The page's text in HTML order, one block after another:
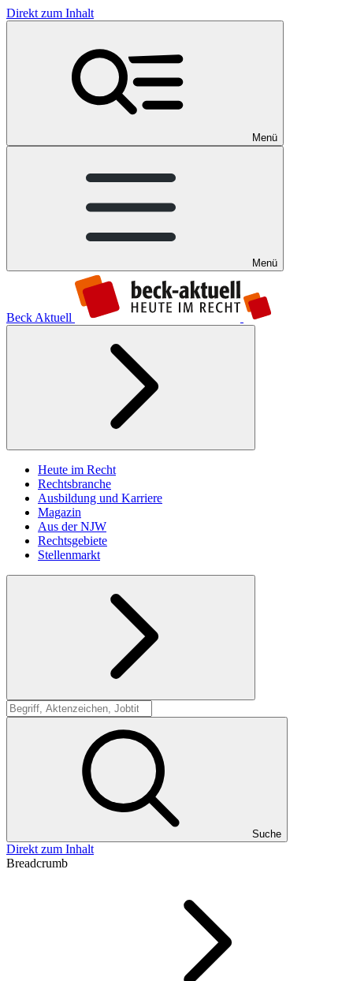
Direkt zum Inhalt
Menü
Menü
Beck Aktuell
Heute im Recht
Rechtsbranche
Ausbildung und Karriere
Magazin
Aus der NJW
Rechtsgebiete
Stellenmarkt
Suche
Suche
Direkt zum Inhalt
Breadcrumb